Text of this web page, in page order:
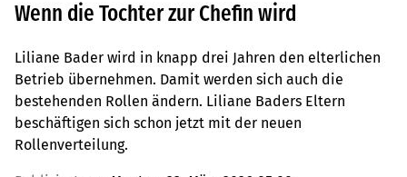
Wenn die Tochter zur Chefin wird
Liliane Bader wird in knapp drei Jahren den elterlichen
Betrieb übernehmen. Damit werden sich auch die
bestehenden Rollen ändern. Liliane Baders Eltern
beschäftigen sich schon jetzt mit der neuen
Rollenverteilung.